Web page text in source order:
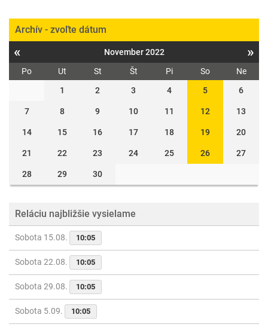
Archív - zvoľte dátum
« November 2022 »
Po Ut St Št Pi So
Ne
1
2 3 4 5 6
7 8 9 10 11 12 13
14 15 16 17 18 19 20
21 22 23 24 25 26 27
28 29 30
Reláciu najbližšie vysielame
Sobota 15.08. 10:05
Sobota 22.08. 10:05
Sobota 29.08. 10:05
Sobota 5.09. 10:05